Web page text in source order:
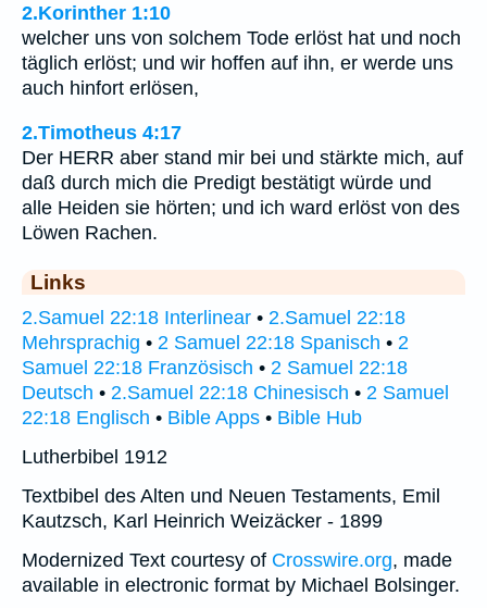
2.Korinther 1:10
welcher uns von solchem Tode erlöst hat und noch
täglich erlöst; und wir hoffen auf ihn, er werde uns
auch hinfort erlösen,
2.Timotheus 4:17
Der HERR aber stand mir bei und stärkte mich, auf
daß durch mich die Predigt bestätigt würde und
alle Heiden sie hörten; und ich ward erlöst von des
Löwen Rachen.
Links
2.Samuel 22:18 Interlinear • 2.Samuel 22:18
Mehrsprachig • 2 Samuel 22:18 Spanisch • 2
Samuel 22:18 Französisch • 2 Samuel 22:18
Deutsch • 2.Samuel 22:18 Chinesisch • 2 Samuel
22:18 Englisch • Bible Apps • Bible Hub
Lutherbibel 1912
Textbibel des Alten und Neuen Testaments, Emil
Kautzsch, Karl Heinrich Weizäcker - 1899
Modernized Text courtesy of Crosswire.org, made
available in electronic format by Michael Bolsinger.